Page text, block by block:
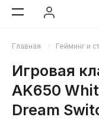
Главная Гейминг и
Игровая
AK650
Dream